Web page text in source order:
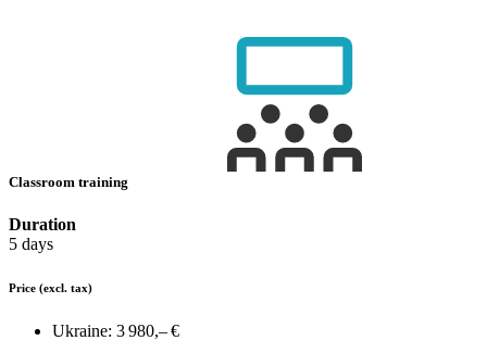
Classroom training
Duration
5 days
Price (excl. tax)
Ukraine: 3 980,– €